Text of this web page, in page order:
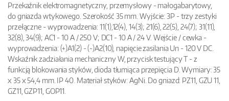
Przekaźnik elektromagnetyczny, przemysłowy - małogabarytowy,
do gniazda wtykowego. Szerokość 35 mm. Wyjście: 3P - trzy zestyki
przełączne - wyprowadzenia: 11(1),12(4), 14(3); 21(6), 22(5), 24(7); 31(11),
32(8), 34(9); AC1 - 10 A / 250 V; DC1 - 10 A / 24 V. Wejście / cewka -
wyprowadzenia: (+)A1(2) - (-)A2(10), napięcie zasilania Un - 120 V DC.
Wskaźnik zadziałania mechaniczny W, przycisk testujący T - z
funkcją blokowania styków, dioda tłumiąca przepięcia D. Wymiary: 35
x 35 x 54,4 mm. IP 40. Materiał styków: AgNi. Do gniazd: PZ11, GZU 11,
GZ11, GZP11, GOP11.